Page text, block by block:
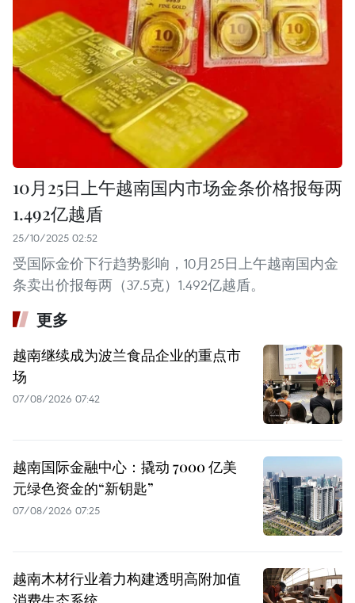
10月25日上午越南国内市场金条价格报每两
1.492亿越盾
25/10/2025 02:52
受国际金价下行趋势影响，10月25日上午越南国内金
条卖出价报每两（37.5克）1.492亿越盾。
更多
越南继续成为波兰食品企业的重点市
场
07/08/2026 07:42
越南国际金融中心：撬动 7000 亿美
元绿色资金的“新钥匙”
07/08/2026 07:25
越南木材行业着力构建透明高附加值